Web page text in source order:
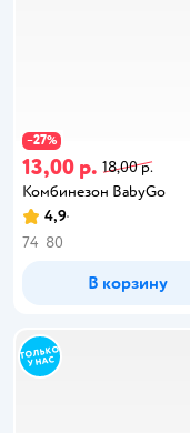
−27%
13,00 р. 18,00 р.
Комбинезон BabyGo
4,9
74 80
В корзину